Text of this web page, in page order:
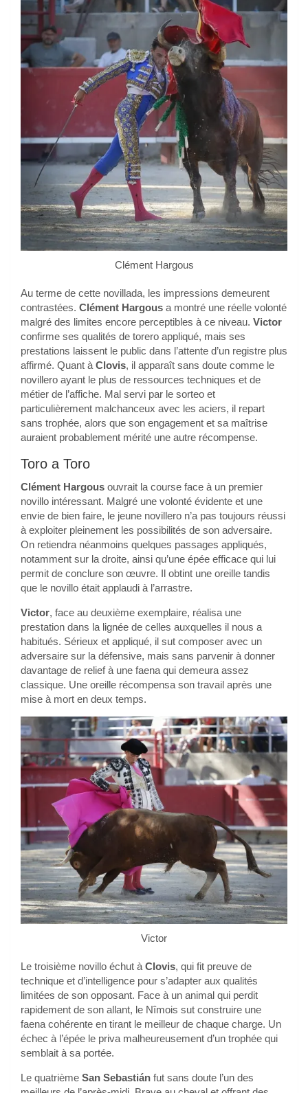
Clément Hargous
Au terme de cette novillada, les impressions demeurent
contrastées. Clément Hargous a montré une réelle volonté
malgré des limites encore perceptibles à ce niveau. Victor
confirme ses qualités de torero appliqué, mais ses
prestations laissent le public dans l’attente d’un registre plus
affirmé. Quant à Clovis, il apparaît sans doute comme le
novillero ayant le plus de ressources techniques et de
métier de l’affiche. Mal servi par le sorteo et
particulièrement malchanceux avec les aciers, il repart
sans trophée, alors que son engagement et sa maîtrise
auraient probablement mérité une autre récompense.
Toro a Toro
Clément Hargous ouvrait la course face à un premier
novillo intéressant. Malgré une volonté évidente et une
envie de bien faire, le jeune novillero n’a pas toujours réussi
à exploiter pleinement les possibilités de son adversaire.
On retiendra néanmoins quelques passages appliqués,
notamment sur la droite, ainsi qu’une épée efficace qui lui
permit de conclure son œuvre. Il obtint une oreille tandis
que le novillo était applaudi à l’arrastre.
Victor, face au deuxième exemplaire, réalisa une
prestation dans la lignée de celles auxquelles il nous a
habitués. Sérieux et appliqué, il sut composer avec un
adversaire sur la défensive, mais sans parvenir à donner
davantage de relief à une faena qui demeura assez
classique. Une oreille récompensa son travail après une
mise à mort en deux temps.
Victor
Le troisième novillo échut à Clovis, qui fit preuve de
technique et d’intelligence pour s’adapter aux qualités
limitées de son opposant. Face à un animal qui perdit
rapidement de son allant, le Nîmois sut construire une
faena cohérente en tirant le meilleur de chaque charge. Un
échec à l’épée le priva malheureusement d’un trophée qui
semblait à sa portée.
Le quatrième San Sebastián fut sans doute l’un des